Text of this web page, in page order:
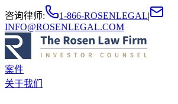
咨询律师: 1-866-ROSENLEGAL|
INFO@ROSENLEGAL.COM
案件
关于我们